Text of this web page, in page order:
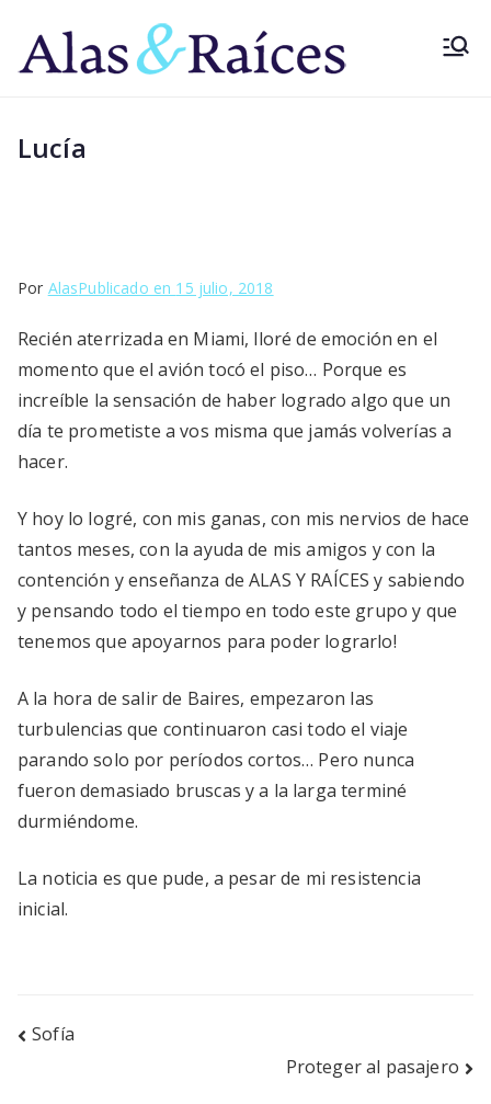
contenido
Alas&
Lucía
Por AlasPublicado en 15 julio, 2018
Recién aterrizada en Miami, lloré de emoción en el
momento que el avión tocó el piso… Porque es
increíble la sensación de haber logrado algo que un
día te prometiste a vos misma que jamás volverías a
hacer.
Y hoy lo logré, con mis ganas, con mis nervios de hace
tantos meses, con la ayuda de mis amigos y con la
contención y enseñanza de ALAS Y RAÍCES y sabiendo
y pensando todo el tiempo en todo este grupo y que
tenemos que apoyarnos para poder lograrlo!
A la hora de salir de Baires, empezaron las
turbulencias que continuaron casi todo el viaje
parando solo por períodos cortos… Pero nunca
fueron demasiado bruscas y a la larga terminé
durmiéndome.
La noticia es que pude, a pesar de mi resistencia
inicial.
Navegación
Sofía
Proteger al pasajero